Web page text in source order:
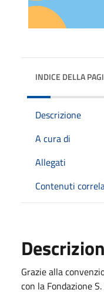
INDICE DELLA
Descrizione
A cura di
Allegati
Contenuti
Grazie alla
con la Fondazione